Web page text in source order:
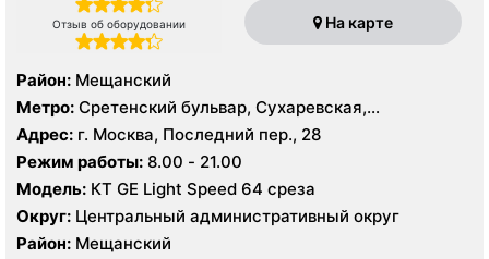
Отзыв об оборудовании На карте
Район: Мещанский
Метро: Сретенский бульвар, Сухаревская,
Тургеневская
Адрес: г. Москва, Последний пер., 28
Режим работы: 8.00 - 21.00
Модель: КТ GE Light Speed 64 среза
Округ: Центральный административный округ
Район: Мещанский